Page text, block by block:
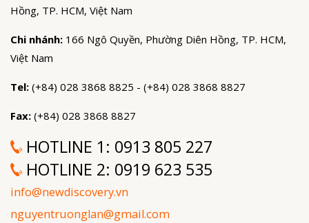
Hồng, TP. HCM, Việt Nam
Chi nhánh: 166 Ngô Quyền, Phường Diên Hồng, TP. HCM,
Việt Nam
Tel: (+84) 028 3868 8825 - (+84) 028 3868 8827
Fax: (+84) 028 3868 8827
HOTLINE 1: 0913 805 227
HOTLINE 2: 0919 623 535
info@newdiscovery.vn
nguyentruonglan@gmail.com